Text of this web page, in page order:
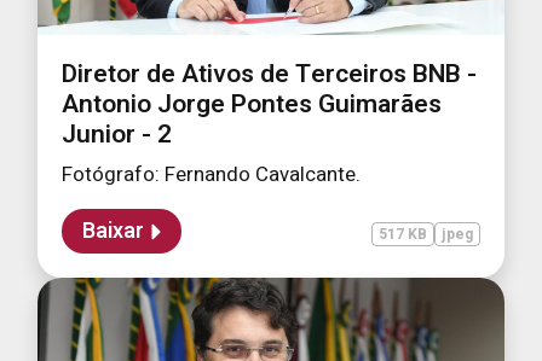
Diretor de Ativos de Terceiros BNB -
Antonio Jorge Pontes Guimarães
Junior - 2
Fotógrafo: Fernando Cavalcante.
Baixar 517 KB jpeg